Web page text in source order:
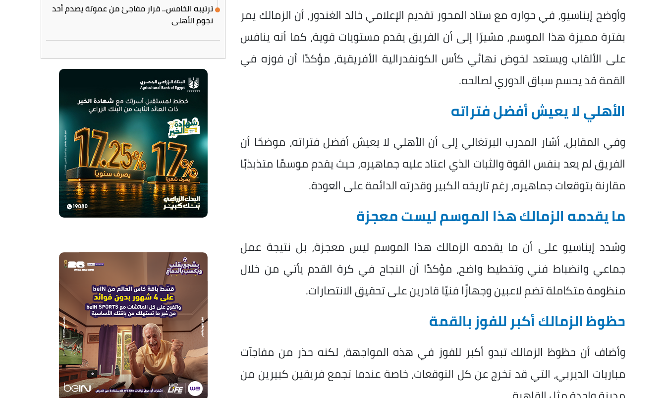
وأوضح إيناسيو، في حواره مع ستاد المحور تقديم الإعلامي خالد الغندور، أن الزمالك يمر
بفترة مميزة هذا الموسم، مشيرًا إلى أن الفريق يقدم مستويات قوية، كما أنه ينافس
على الألقاب ويستعد لخوض نهائي كأس الكونفدرالية الأفريقية، مؤكدًا أن فوزه في
القمة قد يحسم سباق الدوري لصالحه.
الأهلي لا يعيش أفضل فتراته
وفي المقابل، أشار المدرب البرتغالي إلى أن الأهلي لا يعيش أفضل فتراته، موضحًا أن
الفريق لم يعد بنفس القوة والثبات الذي اعتاد عليه جماهيره، حيث يقدم موسمًا متذبذبًا
مقارنة بتوقعات جماهيره، رغم تاريخه الكبير وقدرته الدائمة على العودة.
ما يقدمه الزمالك هذا الموسم ليست معجزة
وشدد إيناسيو على أن ما يقدمه الزمالك هذا الموسم ليس معجزة، بل نتيجة عمل
جماعي وانضباط فني وتخطيط واضح، مؤكدًا أن النجاح في كرة القدم يأتي من خلال
منظومة متكاملة تضم لاعبين وجهازًا فنيًا قادرين على تحقيق الانتصارات.
حظوظ الزمالك أكبر للفوز بالقمة
وأضاف أن حظوظ الزمالك تبدو أكبر للفوز في هذه المواجهة، لكنه حذر من مفاجآت
مباريات الديربي، التي قد تخرج عن كل التوقعات، خاصة عندما تجمع فريقين كبيرين من
ترتيبه الخامس.. قرار مفاجئ من عموتة يصدم أحد
نجوم الأهلي